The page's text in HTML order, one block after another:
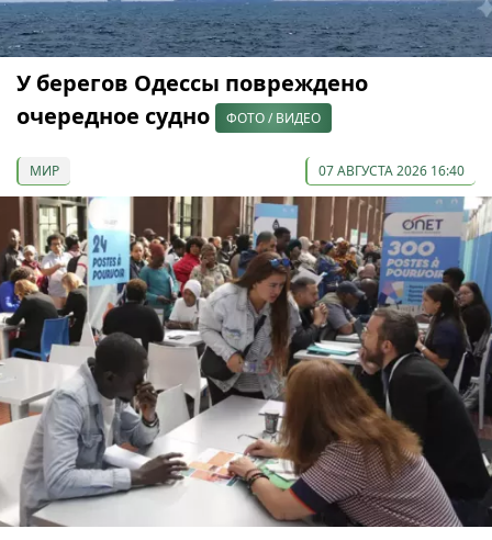
У берегов Одессы повреждено
очередное судно
ФОТО / ВИДЕО
МИР 07 АВГУСТА 2026 16:40